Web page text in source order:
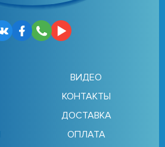
ВИДЕО
КОНТАКТЫ
ДОСТАВКА
ОПЛАТА